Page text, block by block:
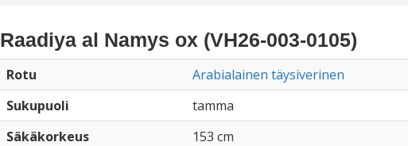
Raadiya al Namys ox (VH26-003-0105)
Rotu
Arabialainen täysiverinen
Sukupuoli
tamma
Säkäkorkeus
153 cm